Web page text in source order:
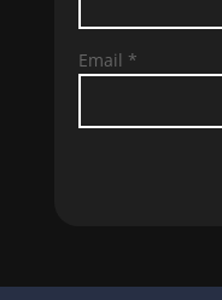
Email *